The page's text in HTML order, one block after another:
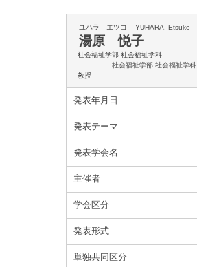
ユハラ エツコ YUHARA, Etsuko
湯原 悦子
社会福祉学部 社会福祉学科
社会福祉学部 社会福祉学科
教授
発表年月日
発表テーマ
発表学会名
主催者
学会区分
発表形式
単独共同区分